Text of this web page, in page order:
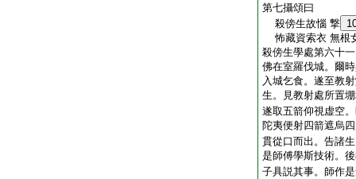
第七攝頌曰
殺傍生故惱 撃
怖藏資索衣 無根
殺傍生學處第六十一
佛在室羅伐城。爾
入城乞食。遂至教
生。見教射處所置
遂取五箭仰視虚空
陀夷便射四箭遮烏
貫從口而出。告諸
是師傅學斯技術。
子具説其事。師作